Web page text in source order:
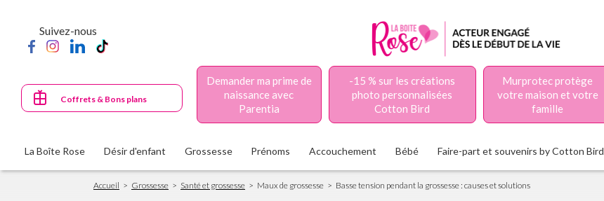
principal
Suivez-nous
Coffrets & Bons plans
Demander ma prime de
naissance avec
Parentia
-15 % sur les créations
photo personnalisées
Cotton Bird
Murprotec protège
votre maison et votre
famille
La Boîte Rose Désir d'enfant Grossesse Prénoms Accouchement Bébé Faire-part et souvenirs by Cotton Bird
Fil
d'Ariane
Accueil Grossesse Santé et grossesse Maux de grossesse Basse tension pendant la grossesse : causes et solutions